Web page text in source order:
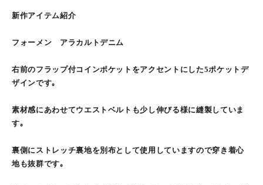
新作アイテム紹介
フォーメン アラカルトデニム
右前のフラップ付コインポケットをアクセントにした5ポケットデ
ザインです｡
素材感にあわせてウエストベルトも少し伸びる様に縫製していま
す｡
裏側にストレッチ裏地を別布として使用していますので穿き着心
地も抜群です｡